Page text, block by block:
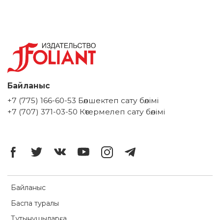
Байланыс
Баспа туралы
Байланыс
+7 (775) 166-60-53 Бөлшектеп сату бөлімі
+7 (707) 371-03-50 Көтермелеп сату бөлімі